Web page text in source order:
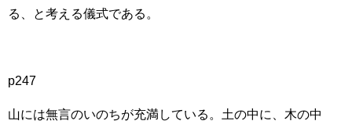
る、と考える儀式である。
p247
山には無言のいのちが充満している。土の中に、木の中